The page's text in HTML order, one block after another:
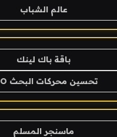
عالم الشباب
باقة باك لينك
تحسين محركات البحث SEO
ماسنجر المسلم